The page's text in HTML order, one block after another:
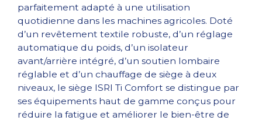
parfaitement adapté à une utilisation
quotidienne dans les machines agricoles. Doté
d’un revêtement textile robuste, d’un réglage
automatique du poids, d’un isolateur
avant/arrière intégré, d’un soutien lombaire
réglable et d’un chauffage de siège à deux
niveaux, le siège ISRI Ti Comfort se distingue par
ses équipements haut de gamme conçus pour
réduire la fatigue et améliorer le bien-être de